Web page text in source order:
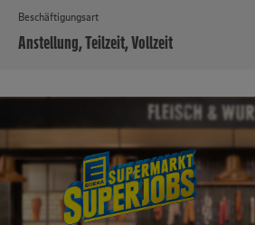
Beschäftigungsart
Anstellung, Teilzeit, Vollzeit